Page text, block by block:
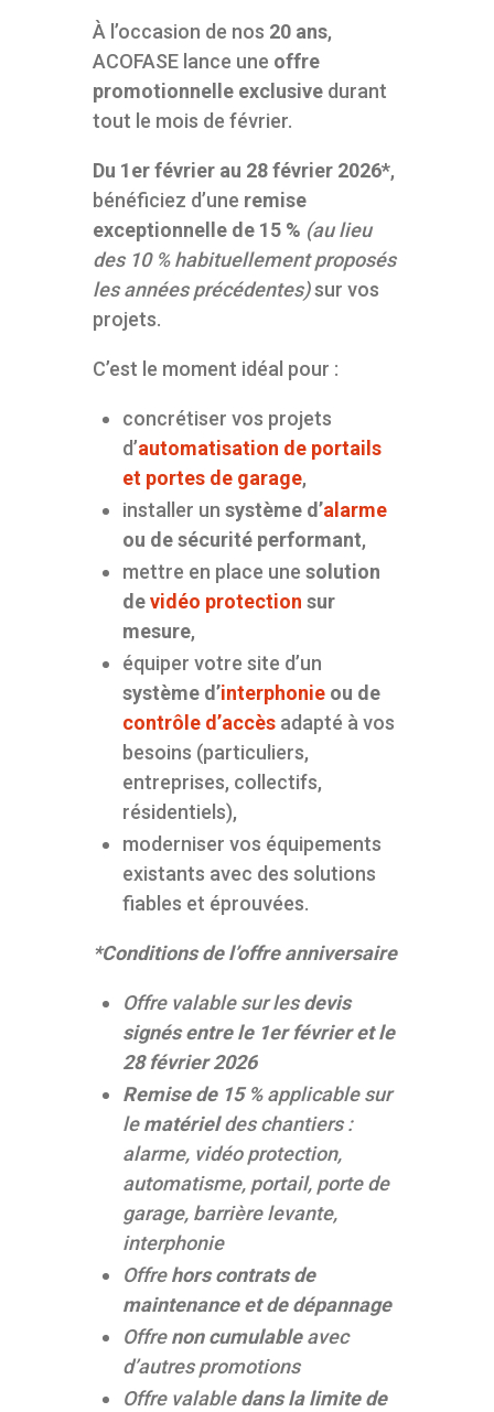
À l’occasion de nos 20 ans,
ACOFASE lance une offre
promotionnelle exclusive durant
tout le mois de février.
Du 1er février au 28 février 2026*,
bénéficiez d’une remise
exceptionnelle de 15 % (au lieu
des 10 % habituellement proposés
les années précédentes)sur vos
projets.
C’est le moment idéal pour :
concrétiser vos projets
d’automatisation de portails
et portes de garage,
installer un système d’alarme
ou de sécurité performant,
mettre en place une solution
devidéo protection sur
mesure,
équiper votre site d’un
système d’interphonie ou de
contrôle d’accès adapté à vos
besoins (particuliers,
entreprises, collectifs,
résidentiels),
moderniser vos équipements
existants avec des solutions
fiables et éprouvées.
*Conditions de l’offre anniversaire
Offre valable sur lesdevis
signés entre le 1er février et le
28 février 2026
Remise de 15 %applicable sur
lematérieldes chantiers :
alarme, vidéo protection,
automatisme, portail, porte de
garage, barrière levante,
interphonie
Offrehors contrats de
maintenance et de dépannage
Offrenon cumulableavec
d’autres promotions
Offre valabledans la limite de